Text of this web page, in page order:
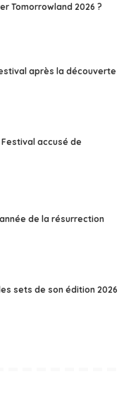
Tomorrowland 2026 ?
après la découverte
accusé de
de la résurrection
sets de son édition 2026